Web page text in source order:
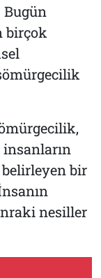
Bugün
birçok
bir
nesiller